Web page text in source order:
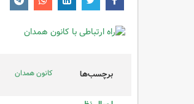
برچسب‌ها کانون همدان